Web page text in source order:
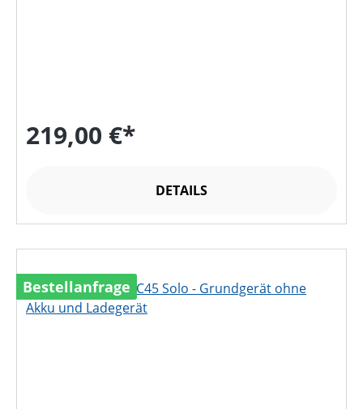
219,00 €*
DETAILS
Bestellanfrage